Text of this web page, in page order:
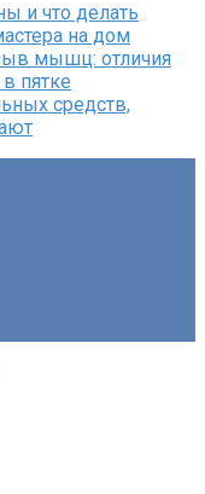
и что делать
на дом
мышц: отличия
пятке
средств,